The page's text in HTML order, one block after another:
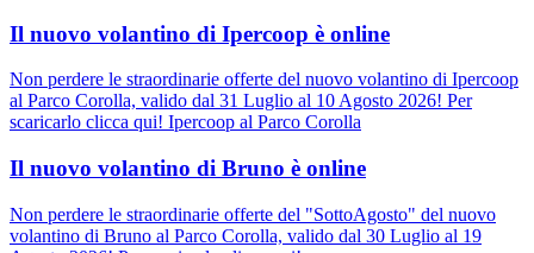
Il nuovo volantino di Ipercoop è online
Non perdere le straordinarie offerte del nuovo volantino di Ipercoop
al Parco Corolla, valido dal 31 Luglio al 10 Agosto 2026! Per
scaricarlo clicca qui! Ipercoop al Parco Corolla
Il nuovo volantino di Bruno è online
Non perdere le straordinarie offerte del "SottoAgosto" del nuovo
volantino di Bruno al Parco Corolla, valido dal 30 Luglio al 19